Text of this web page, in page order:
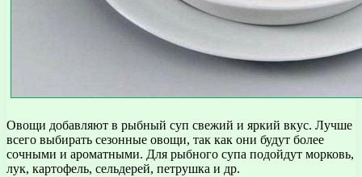
Овощи добавляют в рыбный суп свежий и яркий вкус. Лучше
всего выбирать сезонные овощи, так как они будут более
сочными и ароматными. Для рыбного супа подойдут морковь,
лук, картофель, сельдерей, петрушка и др.